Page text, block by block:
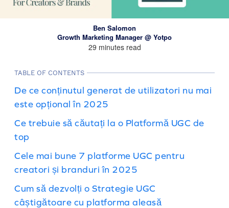
Ben Salomon
Growth Marketing Manager @ Yotpo
29 minutes read
TABLE OF CONTENTS
De ce conținutul generat de utilizatori nu mai
este opțional în 2025
Ce trebuie să căutați la o Platformă UGC de
top
Cele mai bune 7 platforme UGC pentru
creatori și branduri în 2025
Cum să dezvolți o Strategie UGC
câștigătoare cu platforma aleasă